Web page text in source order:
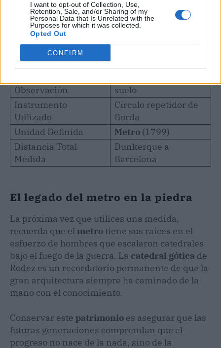
I want to opt-out of Collection, Use,
Retention, Sale, and/or Sharing of my
Personal Data that Is Unrelated with the
Purposes for which it was collected.
Opted Out
CONFIRM
Dato Técnico
Detalle de la
Punto Geodésico
Observación
suelo
Instrumento
Utilizado
Círculo repetidor de
Borda
Unidad Definida
Metro (1799)
Distancia Total
Medida
Dunkerque a
Barcelona
El legado del metro en la piedra
La próxima vez que utilices una medida,
recuerda que el metro tiene sus raíces en el
esfuerzo de hombres que escalaron catedrales
bajo el fuego de la guerra. La catedral gótica de
Rodez es un recordatorio permanente de que la
gran arquitectura siempre ha caminado de la
mano con el conocimiento.
Conservar este patrimonio es asegurar que las
futuras generaciones comprendan que el
progreso no nace de la nada, sino de la